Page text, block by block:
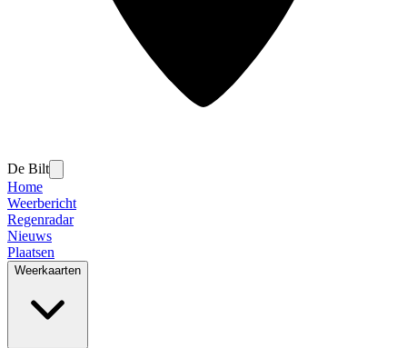
De Bilt
Home
Weerbericht
Regenradar
Nieuws
Plaatsen
Weerkaarten